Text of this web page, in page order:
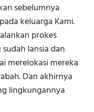
sebelumnya
keluarga Kami.
prokes
lansia dan
merelokasi mereka
Dan akhirnya
lingkungannya